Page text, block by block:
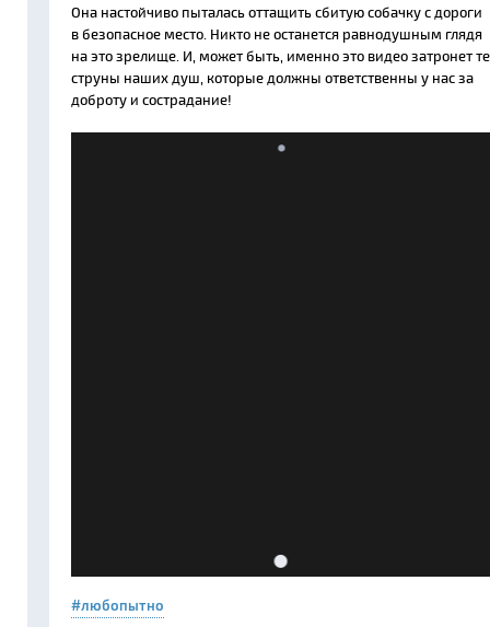
Она настойчиво пыталась оттащить сбитую собачку с дороги
в безопасное место. Никто не останется равнодушным глядя
на это зрелище. И, может быть, именно это видео затронет те
струны наших душ, которые должны ответственны у нас за
доброту и сострадание!
любопытно